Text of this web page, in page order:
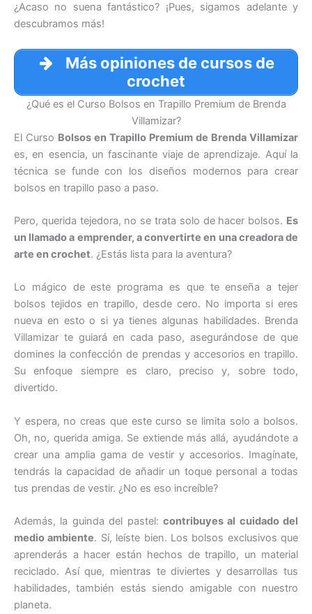
¿Acaso no suena fantástico? ¡Pues, sigamos adelante y
descubramos más!
Más opiniones de cursos de
crochet
¿Qué es el Curso Bolsos en Trapillo Premium de Brenda
Villamizar?
El Curso Bolsos en Trapillo Premium de Brenda Villamizar
es, en esencia, un fascinante viaje de aprendizaje. Aquí la
técnica se funde con los diseños modernos para crear
bolsos en trapillo paso a paso.
Pero, querida tejedora, no se trata solo de hacer bolsos. Es
un llamado a emprender, a convertirte en una creadora de
arte en crochet. ¿Estás lista para la aventura?
Lo mágico de este programa es que te enseña a tejer
bolsos tejidos en trapillo, desde cero. No importa si eres
nueva en esto o si ya tienes algunas habilidades. Brenda
Villamizar te guiará en cada paso, asegurándose de que
domines la confección de prendas y accesorios en trapillo.
Su enfoque siempre es claro, preciso y, sobre todo,
divertido.
Y espera, no creas que este curso se limita solo a bolsos.
Oh, no, querida amiga. Se extiende más allá, ayudándote a
crear una amplia gama de vestir y accesorios. Imagínate,
tendrás la capacidad de añadir un toque personal a todas
tus prendas de vestir. ¿No es eso increíble?
Además, la guinda del pastel: contribuyes al cuidado del
medio ambiente. Sí, leíste bien. Los bolsos exclusivos que
aprenderás a hacer están hechos de trapillo, un material
reciclado. Así que, mientras te diviertes y desarrollas tus
habilidades, también estás siendo amigable con nuestro
planeta.